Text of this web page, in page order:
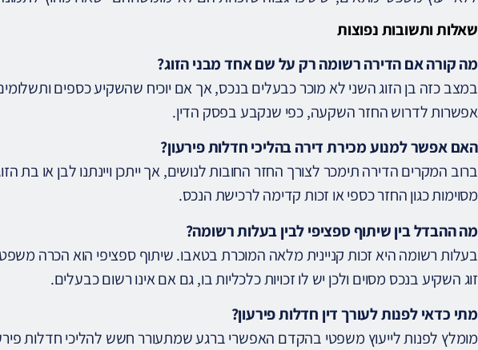
שאלות ותשובות נפוצות
מה קורה אם הדירה רשומה רק על שם אחד מבני הזוג?
במצב כזה בן הזוג השני לא מוכר כבעלים בנכס, אך אם יוכיח שהשקיע כספים
אפשרות לדרוש החזר השקעה, כפי שנקבע בפסק הדין.
האם אפשר למנוע מכירת דירה בהליכי חדלות פירעון?
ברוב המקרים הדירה תימכר לצורך החזר החובות לנושים, אך ייתכן ויינתנו לבן או בת
מסוימות כגון החזר כספי או זכות קדימה לרכישת הנכס.
מה ההבדל בין שיתוף ספציפי לבין בעלות רשומה?
בעלות רשומה היא זכות קניינית מלאה המוכרת בטאבו. שיתוף ספציפי הוא הכרה
זוג השקיע בנכס מסוים ולכן יש לו זכויות כלכליות בו, גם אם אינו רשום כבעלים.
מתי כדאי לפנות לעורך דין חדלות פירעון?
מומלץ לפנות לייעוץ משפטי בהקדם האפשרי ברגע שמתעורר חשש להליכי חדלות